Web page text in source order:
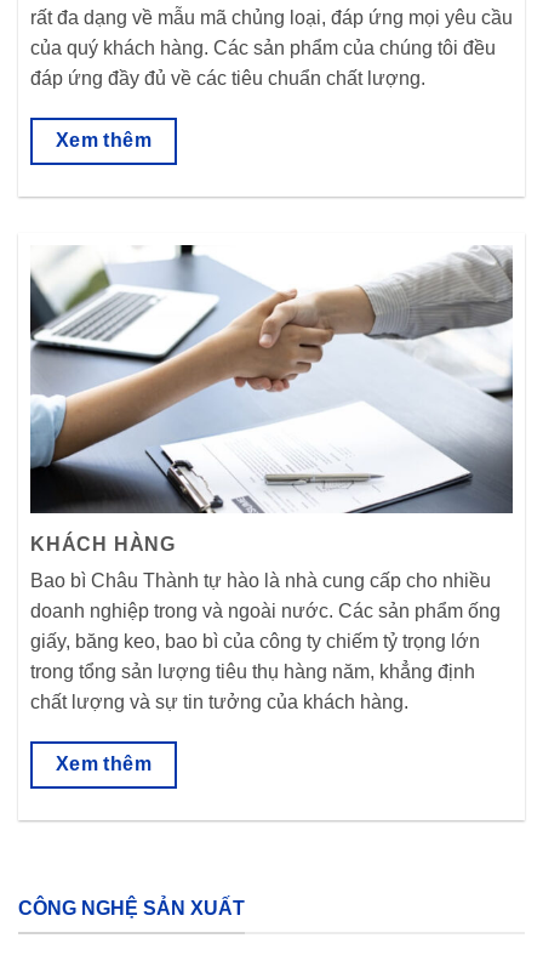
rất đa dạng về mẫu mã chủng loại, đáp ứng mọi yêu cầu
của quý khách hàng. Các sản phẩm của chúng tôi đều
đáp ứng đầy đủ về các tiêu chuẩn chất lượng.
Xem thêm
KHÁCH HÀNG
Bao bì Châu Thành tự hào là nhà cung cấp cho nhiều
doanh nghiệp trong và ngoài nước. Các sản phẩm ống
giấy, băng keo, bao bì của công ty chiếm tỷ trọng lớn
trong tổng sản lượng tiêu thụ hàng năm, khẳng định
chất lượng và sự tin tưởng của khách hàng.
Xem thêm
CÔNG NGHỆ SẢN XUẤT